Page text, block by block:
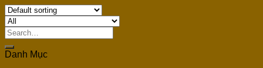
Search
for:
Danh Mục